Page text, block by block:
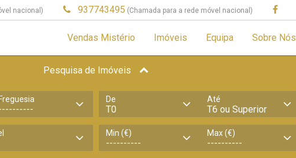
nacional) 937743495 (Chamada para a rede móvel nacional)
Vendas Mistério Imóveis Equipa Sobre Nós
Pesquisa de Imóveis
Freguesia De Até
Min (€) Max (€)